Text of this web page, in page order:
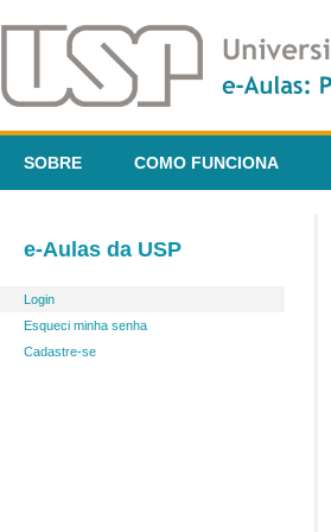
SOBRE COMO FUNCIONA
e-Aulas da USP
Login
Esqueci minha senha
Cadastre-se